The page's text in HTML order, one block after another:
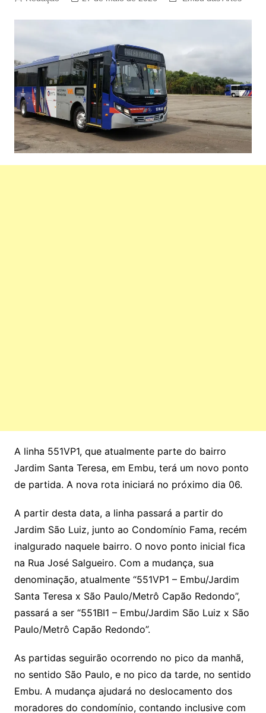
A linha 551VP1, que atualmente parte do bairro
Jardim Santa Teresa, em Embu, terá um novo ponto
de partida. A nova rota iniciará no próximo dia 06.
A partir desta data, a linha passará a partir do
Jardim São Luiz, junto ao Condomínio Fama, recém
inalgurado naquele bairro. O novo ponto inicial fica
na Rua José Salgueiro. Com a mudança, sua
denominação, atualmente “551VP1 – Embu/Jardim
Santa Teresa x São Paulo/Metrô Capão Redondo”,
passará a ser “551BI1 – Embu/Jardim São Luiz x São
Paulo/Metrô Capão Redondo”.
As partidas seguirão ocorrendo no pico da manhã,
no sentido São Paulo, e no pico da tarde, no sentido
Embu. A mudança ajudará no deslocamento dos
moradores do condomínio, contando inclusive com